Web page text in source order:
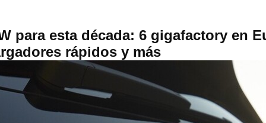
para esta década: 6 gigafactory en
rápidos y más